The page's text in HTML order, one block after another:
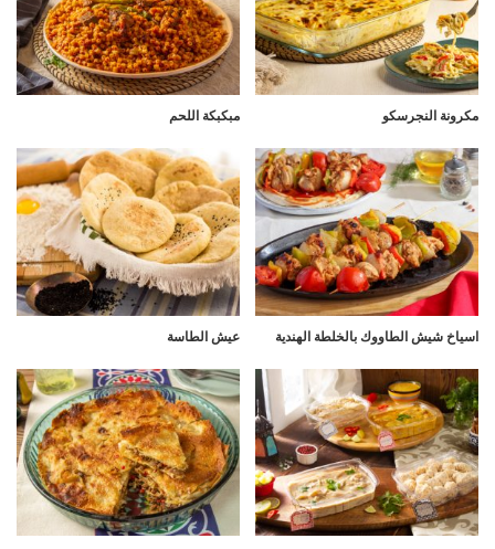
مكرونة النجرسكو مبكبكة اللحم
اسياخ شيش الطاووك بالخلطة الهندية عيش الطاسة